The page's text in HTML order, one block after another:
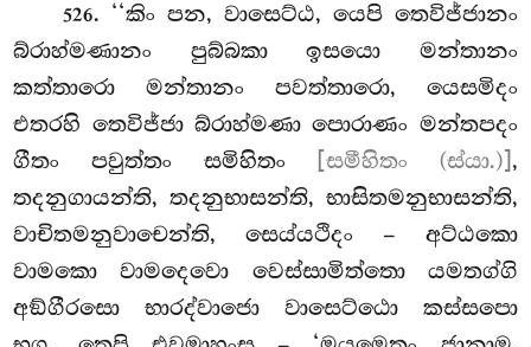
526. ‘‘කිං පන, වාසෙට්ඨ, යෙපි තෙවිජ්ජානං
බ්රාහ්මණානං පුබ්බකා ඉසයො මන්තානං
කත්තාරො මන්තානං පවත්තාරො, යෙසමිදං
එතරහි තෙවිජ්ජා බ්රාහ්මණා පොරාණං මන්තපදං
ගීතං පවුත්තං සමිහිතං
[සමීහිතං (ස්යා.)] ,
තදනුගායන්ති, තදනුභාසන්ති, භාසිතමනුභාසන්ති,
වාචිතමනුවාචෙන්ති, සෙය්යථිදං – අට්ඨකො
වාමකො වාමදෙවො වෙස්සාමිත්තො යමතග්ගි
අඞ්ගීරසො භාරද්වාජො වාසෙට්ඨො කස්සපො